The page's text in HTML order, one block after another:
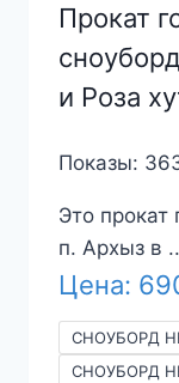
Прокат
и Роза
Показы:
Это
п. Архыз в
Цена:
СНОУБОРД
СНОУБОРД